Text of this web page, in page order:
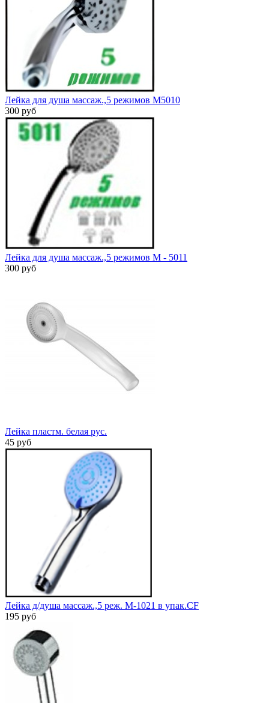
Лейка для душа массаж.,5 режимов М5010
300 руб
Лейка для душа массаж.,5 pежимов М - 5011
300 руб
Лейка пластм. белая рус.
45 руб
Лейка д/душа массаж.,5 pеж. M-1021 в упак.CF
195 руб